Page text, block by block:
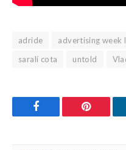
adride advertising week
saralí cota
untold
Facebook Pinterest